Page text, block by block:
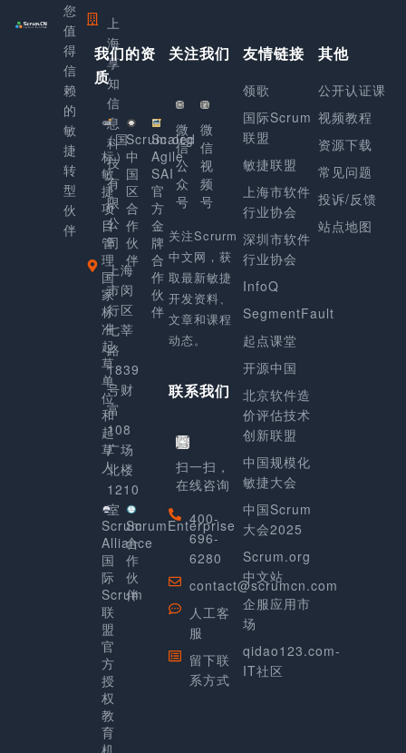
您
值
得
信
赖
的
敏
捷
转
型
伙
伴
上
海
享
知
信
息
科
技
有
限
公
司
上海
市闵
行区
七莘
路
1839
号财
富
108
广场
北楼
1210
室
我们的资
质
（国
标）
敏
捷
项
目
管
理
国
家
标
准
起
草
单
位
和
起
草
人
Scrum.org
中
国
区
合
作
伙
伴
Scaled
Agile
SAI
官
方
金
牌
合
作
伙
伴
Scrum
Alliance
国
际
Scrum
联
盟
官
方
授
权
教
育
ScrumEnterprise
合
作
伙
伴
关注我们
微
信
公
众
号
微
信
视
频
号
关注Scrurm
中文网，获
取最新敏捷
开发资料、
文章和课程
动态。
联系我们
扫一扫，
在线咨询
400-
696-
6280
contact@scrumcn.com
人工客
服
留下联
系方式
友情链接
领歌
国际Scrum
联盟
敏捷联盟
上海市软件
行业协会
深圳市软件
行业协会
InfoQ
SegmentFault
起点课堂
开源中国
北京软件造
价评估技术
创新联盟
中国规模化
敏捷大会
中国Scrum
大会2025
Scrum.org
中文站
企服应用市
场
qidao123.com-
IT社区
其他
公开认证课
视频教程
资源下载
常见问题
投诉/反馈
站点地图